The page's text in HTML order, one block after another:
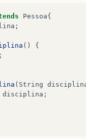
Pessoa{
;
()
{
;
( String
disciplina ;